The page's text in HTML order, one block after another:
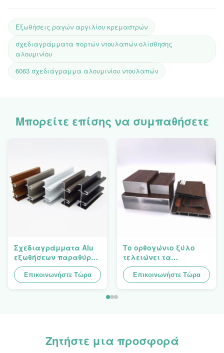
Εξωθήσεις ραγών αργιλίου κρεμαστρών
σχεδιαγράμματα πορτών ντουλαπών ολίσθησης
αλουμινίου
6063 σχεδιάγραμμα αλουμινίου ντουλαπών
Μπορείτε επίσης να συμπαθήσετε
Σχεδιαγράμματα Alu
εξωθήσεων παραθύρων
αλουμινίου του Cruz
Βολιβία Santa
Επικοινωνήστε Τώρα
Το ορθογώνιο ξύλο
τελειώνει τα
σχεδιαγράμματα 4040
αλουμινίου
σχεδιάγραμμα
Επικοινωνήστε Τώρα
Ζητήστε μια προσφορά